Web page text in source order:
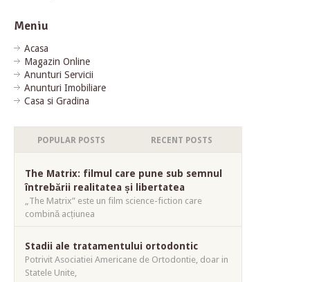
Meniu
Acasa
Magazin Online
Anunturi Servicii
Anunturi Imobiliare
Casa si Gradina
POPULAR POSTS RECENT POSTS
The Matrix: filmul care pune sub semnul
întrebării realitatea și libertatea
„The Matrix” este un film science-fiction care
combină acțiunea
Stadii ale tratamentului ortodontic
Potrivit Asociatiei Americane de Ortodontie, doar in
Statele Unite,